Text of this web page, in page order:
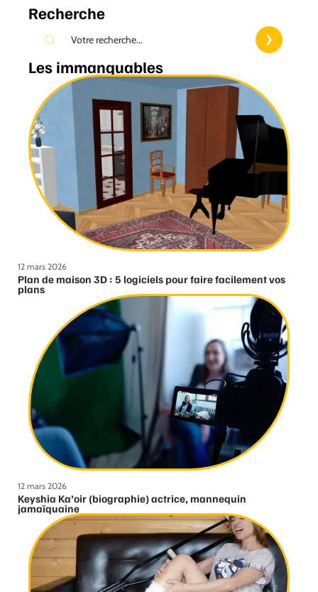
Recherche
Les immanquables
12 mars 2026
Plan de maison 3D : 5 logiciels pour faire facilement vos
plans
12 mars 2026
Keyshia Ka’oir (biographie) actrice, mannequin
jamaïquaine